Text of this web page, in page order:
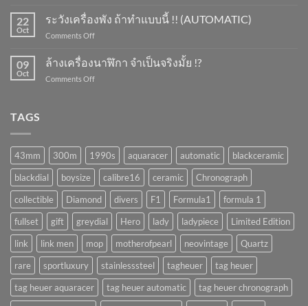
ยังหมุน
!?
22
Oct
ระวังเครื่องพัง ถ้าทำแบบนี้ !! (AUTOMATIC)
Comments Offon
เครื่อง
09
Oct
ล้างเครื่องนาฬิกา จำเป็นจริงมั้ย !?
Comments Offon
มั้ย
!?
TAGS
43mm 300m 1990s aquaracer automatic
blackceramic
blackdial
boysize calibre16 ceramic
Chronograph
collectible
Diamond divers F1 Formula1
formula 1
fullset
gift greydial Hero lady ladypiece
Limited Edition
link
link men mop motherofpearl neovintage
Quartz
rare
sportluxury stainlesssteel tagheuer
tag heuer
tag heuer aquaracer
tag heuer automatic
tag heuer chronograph